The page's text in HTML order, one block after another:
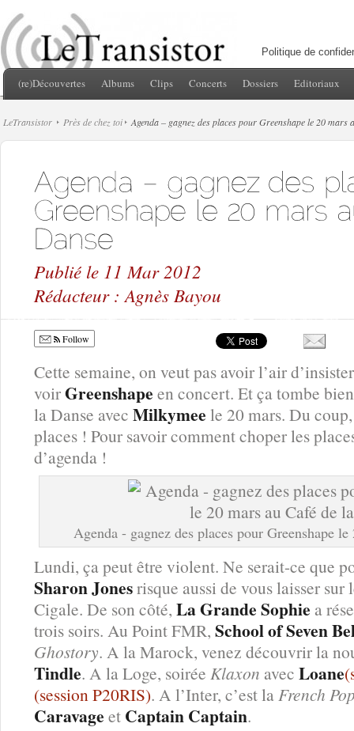
Politique de
(re)Découvertes Albums Clips Concerts Dossiers Editoriaux
LeTransistor Près de chez toi Agenda – gagnez des places pour Greenshape le 20 mars
Publié le 11 Mar 2012
Rédacteur : Agnès Bayou
Follow
Cette semaine, on veut pas avoir l’air
voirGreenshape en concert. Et ça tombe
la Danse avec Milkymee le 20 mars. Du
places ! Pour savoir comment choper les
d’agenda !
Agenda - gagnez des places pour Greenshape
Lundi, ça peut être violent. Ne serait-ce que
Sharon Jonesrisque aussi de vous laisser
Cigale. De son côté, La Grande Sophie a
trois soirs. Au Point FMR, School of Seven
Ghostory. A la Marock, venez découvrir la
Tindle. A la Loge, soirée Klaxon avec Loane
(session P20RIS). A l’Inter, c’est laFrench
Caravage et Captain Captain.